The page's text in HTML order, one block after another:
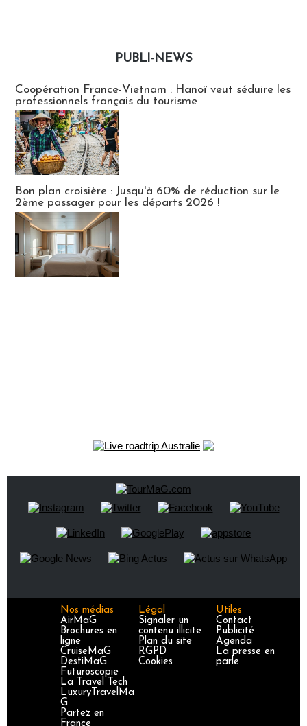
PUBLI-NEWS
Coopération France-Vietnam : Hanoï veut séduire les
professionnels français du tourisme
Bon plan croisière : Jusqu'à 60% de réduction sur le
2ème passager pour les départs 2026 !
Nos médias
AirMaG
Brochures en
ligne
CruiseMaG
DestiMaG
Futuroscopie
La Travel Tech
LuxuryTravelMa
G
Partez en
France
Légal
Signaler un
contenu illicite
Plan du site
RGPD
Cookies
Utiles
Contact
Publicité
Agenda
La presse en
parle